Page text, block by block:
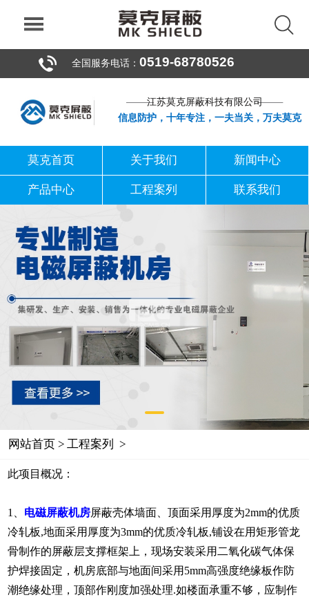
全国服务电话： 0519-68780526
江苏莫克屏蔽科技有限公司
信息防护，十年专注，一夫当关，万夫莫克
莫克首页 关于我们 新闻中心
产品中心 工程案列 联系我们
网站首页 > 工程案列 >
此项目概况：
1、 电磁屏蔽机房屏蔽壳体墙面、顶面采用厚度为2mm的优质
冷轧板,地面采用厚度为3mm的优质冷轧板,铺设在用矩形管龙
骨制作的屏蔽层支撑框架上，现场安装采用二氧化碳气体保
护焊接固定，机房底部与地面间采用5mm高强度绝缘板作防
潮绝缘处理，顶部作刚度加强处理.如楼面承重不够，应制作